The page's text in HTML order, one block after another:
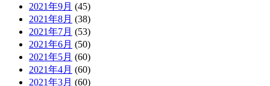
2021年9月 (45)
2021年8月 (38)
2021年7月 (53)
2021年6月 (50)
2021年5月 (60)
2021年4月 (60)
2021年3月 (60)